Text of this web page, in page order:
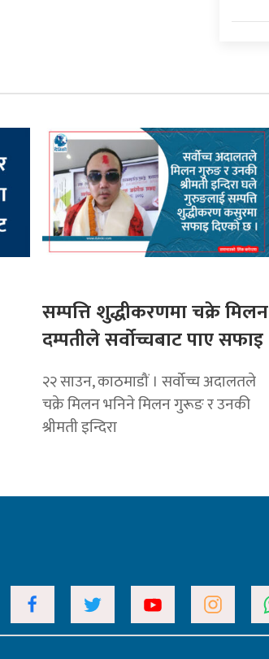
सम्पत्ति शुद्धीकरणमा चक्रे मिलन
दम्पतीले सर्वोच्चबाट पाए सफाइ
२२ साउन, काठमाडौं । सर्वोच्च अदालतले
चक्रे मिलन भनिने मिलन गुरूङ र उनकी
श्रीमती इन्दिरा